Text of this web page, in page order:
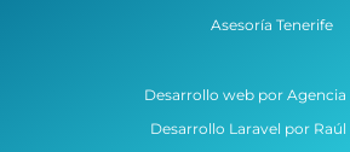
Asesoría Tenerife
Desarrollo web por
Desarrollo Laravel por Raúl